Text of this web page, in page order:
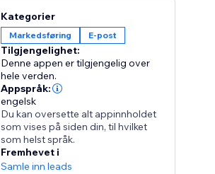
Kategorier
Markedsføring E-post
Tilgjengelighet:
Denne appen er tilgjengelig over
hele verden.
Appspråk:
engelsk
Du kan oversette alt appinnholdet
som vises på siden din, til hvilket
som helst språk.
Fremhevet i
Samle inn leads